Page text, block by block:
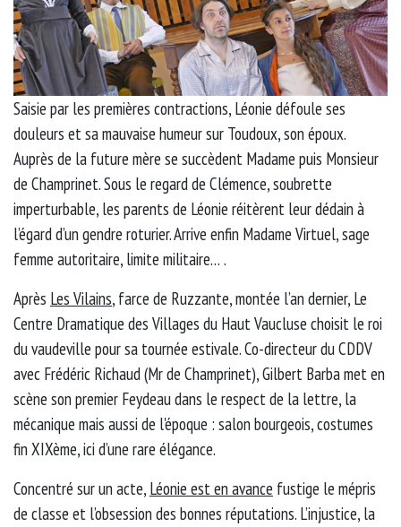
Saisie par les premières contractions, Léonie défoule ses
douleurs et sa mauvaise humeur sur Toudoux, son époux.
Auprès de la future mère se succèdent Madame puis Monsieur
de Champrinet. Sous le regard de Clémence, soubrette
imperturbable, les parents de Léonie réitèrent leur dédain à
l’égard d’un gendre roturier. Arrive enfin Madame Virtuel, sage
femme autoritaire, limite militaire… .
Après Les Vilains, farce de Ruzzante, montée l’an dernier, Le
Centre Dramatique des Villages du Haut Vaucluse choisit le roi
du vaudeville pour sa tournée estivale. Co-directeur du CDDV
avec Frédéric Richaud (Mr de Champrinet), Gilbert Barba met en
scène son premier Feydeau dans le respect de la lettre, la
mécanique mais aussi de l'époque : salon bourgeois, costumes
fin XIXème, ici d’une rare élégance.
Concentré sur un acte, Léonie est en avance fustige le mépris
de classe et l’obsession des bonnes réputations. L’injustice, la